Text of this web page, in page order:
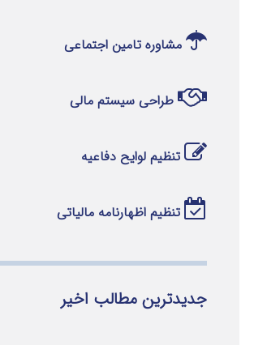
مشاوره تامین اجتماعی
طراحی سیستم مالی
تنظیم لوایح دفاعیه
تنظیم اظهارنامه مالیاتی
جدیدترین مطالب اخیر